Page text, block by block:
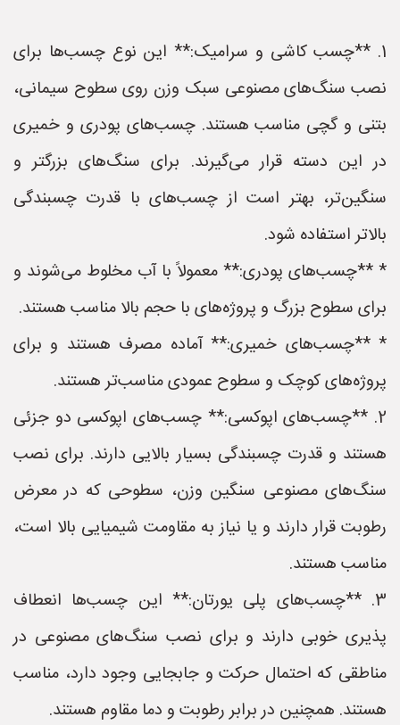
1. **چسب کاشی و سرامیک:** این نوع چسب‌ها برای
نصب سنگ‌های مصنوعی سبک وزن روی سطوح سیمانی،
بتنی و گچی مناسب هستند. چسب‌های پودری و خمیری
در این دسته قرار می‌گیرند. برای سنگ‌های بزرگتر و
سنگین‌تر، بهتر است از چسب‌های با قدرت چسبندگی
بالاتر استفاده شود.
* **چسب‌های پودری:** معمولاً با آب مخلوط می‌شوند و
برای سطوح بزرگ و پروژه‌های با حجم بالا مناسب هستند.
* **چسب‌های خمیری:** آماده مصرف هستند و برای
پروژه‌های کوچک و سطوح عمودی مناسب‌تر هستند.
2. **چسب‌های اپوکسی:** چسب‌های اپوکسی دو جزئی
هستند و قدرت چسبندگی بسیار بالایی دارند. برای نصب
سنگ‌های مصنوعی سنگین وزن، سطوحی که در معرض
رطوبت قرار دارند و یا نیاز به مقاومت شیمیایی بالا است،
مناسب هستند.
3. **چسب‌های پلی یورتان:** این چسب‌ها انعطاف
پذیری خوبی دارند و برای نصب سنگ‌های مصنوعی در
مناطقی که احتمال حرکت و جابجایی وجود دارد، مناسب
هستند. همچنین در برابر رطوبت و دما مقاوم هستند.